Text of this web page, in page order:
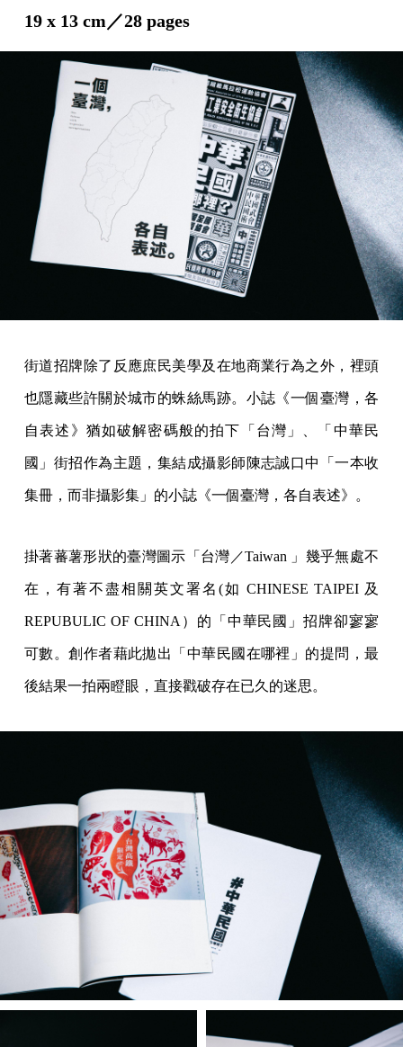
19 x 13 cm／28 pages
街道招牌除了反應庶民美學及在地商業行為之外，裡頭
也隱藏些許關於城市的蛛絲馬跡。小誌《一個臺灣，各
自表述》猶如破解密碼般的拍下「台灣」、「中華民
國」街招作為主題，集結成攝影師陳志誠口中「一本收
集冊，而非攝影集」的小誌《一個臺灣，各自表述》。
掛著蕃薯形狀的臺灣圖示「台灣／Taiwan 」幾乎無處不
在，有著不盡相關英文署名(如 CHINESE TAIPEI 及
REPUBULIC OF CHINA）的「中華民國」招牌卻寥寥
可數。創作者藉此拋出「中華民國在哪裡」的提問，最
後結果一拍兩瞪眼，直接戳破存在已久的迷思。